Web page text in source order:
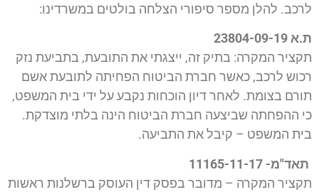
לרכב. להלן מספר סיפורי הצלחה בולטים במשרדינו:
ת.א 23804-09-19
תקציר המקרה: בתיק זה, ייצגתי את התובעת, בתביעת נזק
רכוש לרכב, כאשר חברת הביטוח הפחיתה לתובעת אשם
תורם בצומת. לאחר דיון הוכחות נקבע על ידי בית המשפט,
כי ההפחתה שביצעה חברת הביטוח הינה בלתי מוצדקת.
בית המשפט – קיבל את התביעה.
תאד"מ- 11165-11-17
תקציר המקרה – מדובר בפסק דין העוסק ברשלנות ראשות